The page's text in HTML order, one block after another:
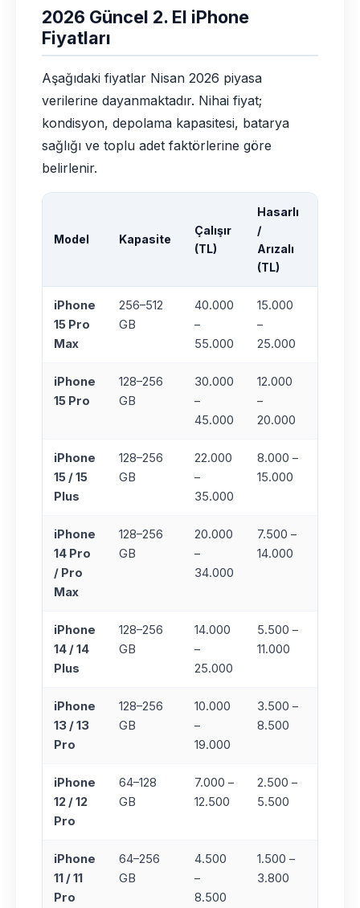
2026 Güncel 2. El iPhone
Fiyatları
Aşağıdaki fiyatlar Nisan 2026 piyasa
verilerine dayanmaktadır. Nihai fiyat;
kondisyon, depolama kapasitesi, batarya
sağlığı ve toplu adet faktörlerine göre
belirlenir.
Model Kapasite
Çalışır
(TL)
Hasarlı
/
Arızalı
(TL)
iPhone
15 Pro
Max
256–512
GB
40.000
–
55.000
15.000
–
25.000
iPhone
15 Pro
128–256
GB
30.000
–
45.000
12.000
–
20.000
iPhone
15 / 15
Plus
128–256
GB
22.000
–
35.000
8.000 –
15.000
iPhone
14 Pro
/ Pro
Max
128–256
GB
20.000
–
34.000
7.500 –
14.000
iPhone
14 / 14
Plus
128–256
GB
14.000
–
25.000
5.500 –
11.000
iPhone
13 / 13
Pro
128–256
GB
10.000
–
19.000
3.500 –
8.500
iPhone
12 / 12
Pro
64–128
GB
7.000 –
12.500
2.500 –
5.500
iPhone
11 / 11
Pro
64–256
GB
4.500
–
8.500
1.500 –
3.800